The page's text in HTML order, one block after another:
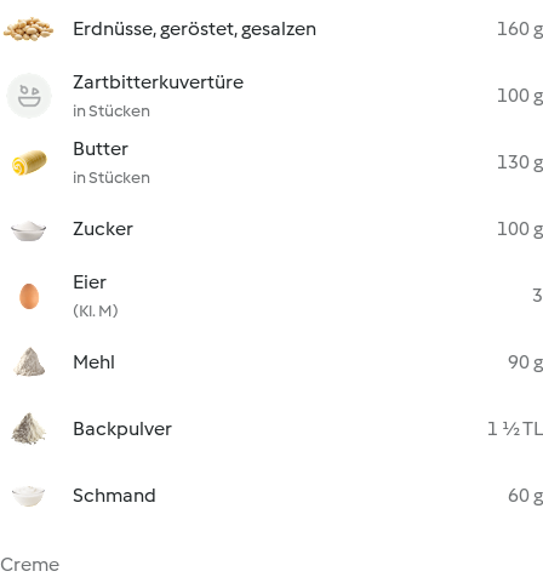
Erdnüsse, geröstet, gesalzen
160 g
Zartbitterkuvertüre
in Stücken
100 g
Butter
in Stücken
130 g
Zucker 100 g
Eier
(Kl. M)
3
Mehl 90 g
Backpulver 1 ½ TL
Schmand 60 g
Creme